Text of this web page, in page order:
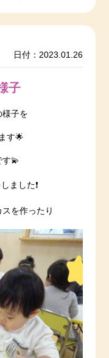
日付：2023.01.26
子
様子を
す🌟
す💫
ました❗️
を作ったり